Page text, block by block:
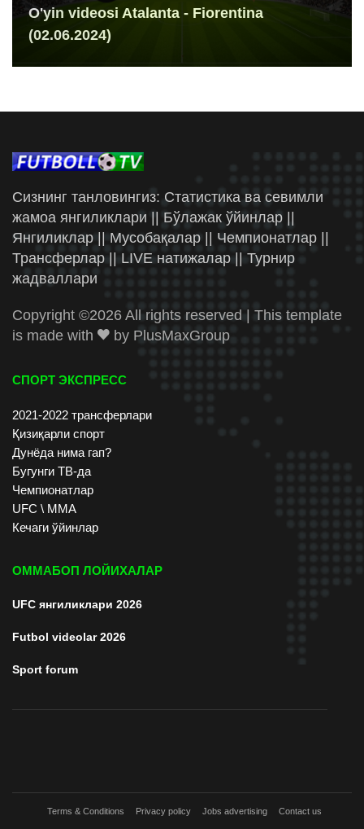
O'yin videosi Atalanta - Fiorentina
(02.06.2024)
Сизнинг танловингиз: Статистика ва севимли
жамоа янгиликлари || Бўлажак ўйинлар ||
Янгиликлар || Мусобақалар || Чемпионатлар ||
Трансферлар || LIVE натижалар || Турнир
жадваллари
Copyright ©2026 All rights reserved | This template
is made with
by PlusMaxGroup
СПОРТ ЭКСПРЕСС
2021-2022 трансферлари
Қизиқарли спорт
Дунёда нима гап?
Бугунги ТВ-да
Чемпионатлар
UFC \ ММА
Кечаги ўйинлар
ОММАБОП ЛОЙИХАЛАР
UFC янгиликлари 2026
Futbol videolar 2026
Sport forum
Terms & Conditions Privacy policy Jobs advertising Contact us